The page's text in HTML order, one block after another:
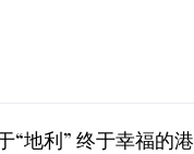
“地利” 终于幸福的港